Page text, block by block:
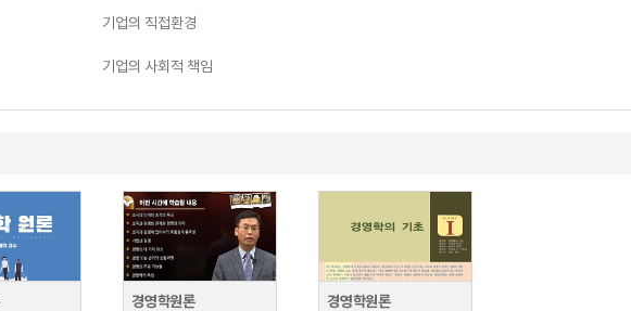
기업의 직접환경
기업의 사회적 책임
경영학원론
경영학원론